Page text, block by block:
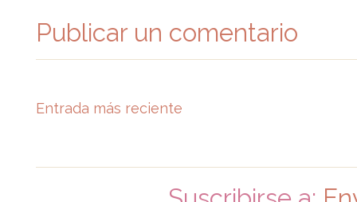
Publicar un comentario
Entrada más reciente